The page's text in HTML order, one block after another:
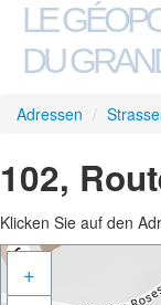
LE
DU
Adressen /
102,
Klicken Sie auf den
+